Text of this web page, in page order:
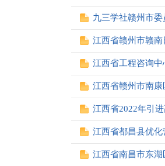
九三学社赣州市
江西省赣州市赣
江西省工程咨询
江西省赣州市南
江西省2022年引
江西省都昌县优
江西省南昌市东